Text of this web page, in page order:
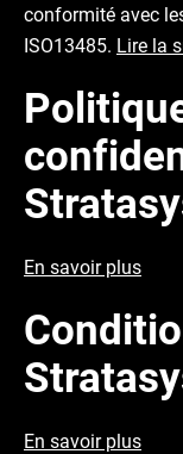
conformité avec
ISO13485. Lire la
En savoir plus
En savoir plus